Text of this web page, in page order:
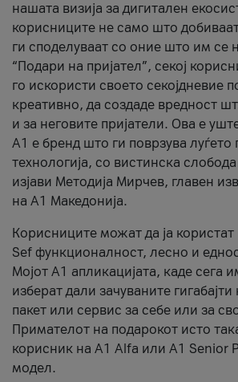
нашата визија за дигитален
корисниците не само што
ги споделуваат со оние што им се
“Подари на пријател”, секој
го искористи своето секојдневие
креативно, да создаде вредност
и за неговите пријатели. Ова е
А1 е бренд што ги поврзува луѓето
технологија, со вистинска
изјави Методија Мирчев, главен
на А1 Македонија.
Корисниците можат да ја
Sef функционалност, лесно и
Мојот А1 апликацијата, каде сега
изберат дали зачуваните
пакет или сервис за себе или за
Примателот на подарокот исто
корисник на А1 Alfa или A1 Senior
модел.